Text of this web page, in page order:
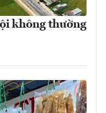
không thường